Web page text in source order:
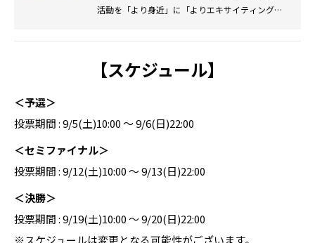
活動を「より身近」に「よりエキサイティング」
スです。
【スケジュール】
＜予選＞
投票期間 : 9/5(土)10:00 〜 9/6(日)22:00
＜セミファイナル＞
投票期間 : 9/12(土)10:00 〜 9/13(日)22:00
＜決勝＞
投票期間 : 9/19(土)10:00 〜 9/20(日)22:00
※スケジュールは変更となる可能性がございます。